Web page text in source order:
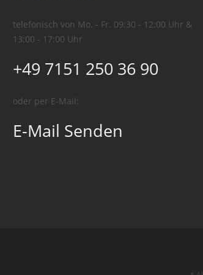
telefonisch von Mo. - Fr. 09:30 - 12:00 Uhr &
13:00 - 17:00 Uhr
+49 7151 250 36 90
oder per E-Mail:
E-Mail Senden